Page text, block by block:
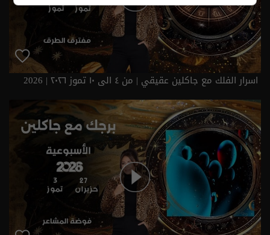
اسرار الفلك مع جاكلين عقيقي | من ٤ الى ١٠ تموز ٢٠٢٦ | 2026